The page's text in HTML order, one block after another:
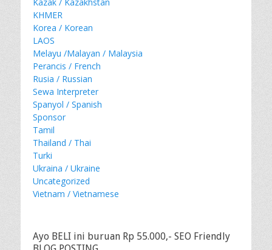
Kazak / Kazakhstan
KHMER
Korea / Korean
LAOS
Melayu /Malayan / Malaysia
Perancis / French
Rusia / Russian
Sewa Interpreter
Spanyol / Spanish
Sponsor
Tamil
Thailand / Thai
Turki
Ukraina / Ukraine
Uncategorized
Vietnam / Vietnamese
Ayo BELI ini buruan Rp 55.000,- SEO Friendly